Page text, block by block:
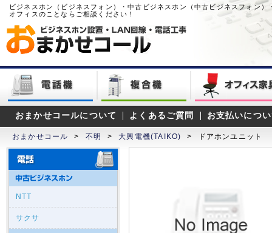
ビジネスホン（ビジネスフォン）・中古ビジネスホン（中古ビジネスフォン
オフィスのことならご相談ください！
おまかせコールについて よくあるご質問 お支払いにつ
おまかせコール > 不明 > 大興電機(TAIKO) > ドアホンユニット
NTT
サクサ